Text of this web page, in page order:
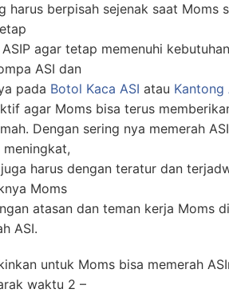
harus berpisah sejenak saat Moms
agar tetap memenuhi
ASI dan
pada Botol Kaca ASI atau Kantong
agar Moms bisa terus
Dengan sering nya memerah
harus dengan teratur dan
Moms
atasan dan teman kerja Moms
ASI.
untuk Moms bisa memerah
waktu 2 –